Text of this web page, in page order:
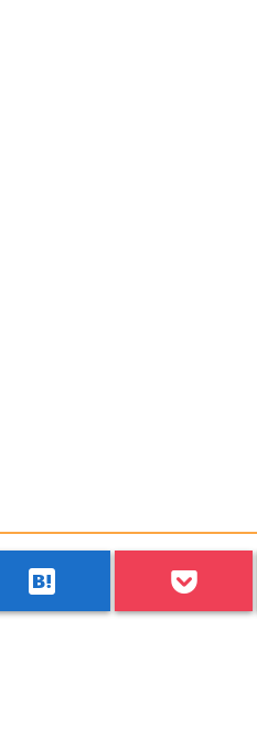
hatenabookmark